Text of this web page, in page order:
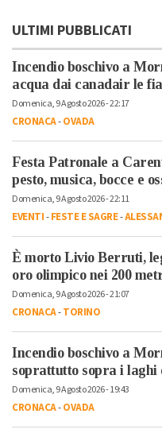
ULTIMI PUBBLICATI
Incendio boschivo a
acqua dai canadair le
Domenica, 9 Agosto 2026 - 22:17
CRONACA-OVADA
Festa Patronale a
pesto, musica, bocce e
Domenica, 9 Agosto 2026 - 22:11
EVENTI-FESTE E SAGRE-
È morto Livio Berruti,
oro olimpico nei 200
Domenica, 9 Agosto 2026 - 21:07
CRONACA-TORINO
Incendio boschivo a
soprattutto sopra i laghi
Domenica, 9 Agosto 2026 - 19:43
CRONACA-OVADA